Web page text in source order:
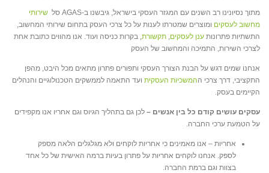
מתוך נסיונינו רב השנים עם המגזר העסקי בישראל, גיבשנו ב-AGAS סל
שירותי
מחשוב לעסקים ומוצרים שמטרתו לענות על כל צרכי העסק בתחום שירותי המחשוב,
התשתיות פתרונות ענן לעסקים, תקשורת, בקרות כניסה ועוד. אנו מהווים כתובת אחת
לצרכי השירות, התמיכה והמחשוב של העסק
אנחנו שמים דגש על הבנת הצורך העסקי ותפורים פתרון מתאים מכל היבט, מהפן
התקציבי, דרך צרכי ההמשכיות העסקית ועד התאמה לממשקים הטכנולוגיים והנהלים
הקיימים בעסק.
עסקים עושים קודם כל בין אנשים – לכן גם בתהליך הגיוס וגם אחריו אנו מקפידים
על הטמעת ערכי החברה.
אחריות – אנו מאמינים כי אחריות לוקחים ולא מגלגלים הלאה מספק
לספק. אנחנו לוקחים אחריות על פתרון בעיות ברמה האישית של כל אחד
בצוות וגם ברמת החברה.